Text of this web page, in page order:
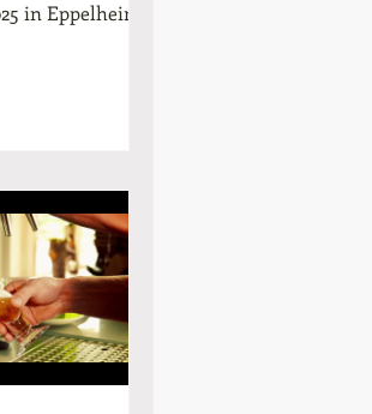
in Eppelheim